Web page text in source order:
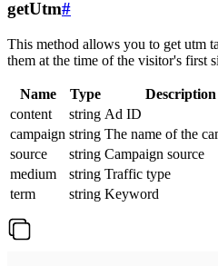
getUtm#
This method allows you to get utm
them at the time of the visitor's first
Name Type
Description
content
string Ad ID
campaign string The name of the
source
string Campaign source
medium
string Traffic type
term
string Keyword